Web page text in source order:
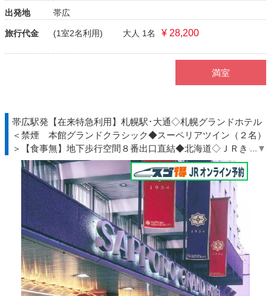
出発地
帯広
旅行代金 (1室2名利用) 大人 1名 ¥ 28,200
満室
帯広駅発【在来特急利用】札幌駅･大通◇札幌グランドホテル
＜禁煙 本館グランドクラシック◆スーペリアツイン（２名）
＞【食事無】地下歩行空間８番出口直結◆北海道◇ＪＲきっぷ
駅受取